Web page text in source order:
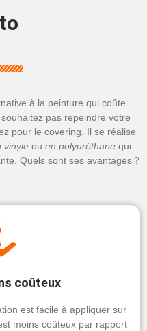
à la peinture qui coûte
pas repeindre votre
pour le covering. Il se réalise
vinyle ou en polyuréthane qui
Quels sont ses avantages ?
coûteux
est facile à appliquer sur
moins coûteux par rapport